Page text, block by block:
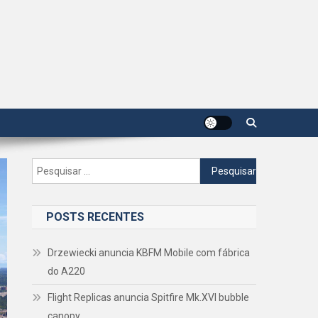
Pesquisar
por:
POSTS RECENTES
Drzewiecki anuncia KBFM Mobile com fábrica
do A220
Flight Replicas anuncia Spitfire Mk.XVI bubble